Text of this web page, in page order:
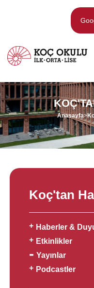
Anasayfa>
Koç'tan
Haberler &
Etkinlikler
Yayınlar
Podcastler